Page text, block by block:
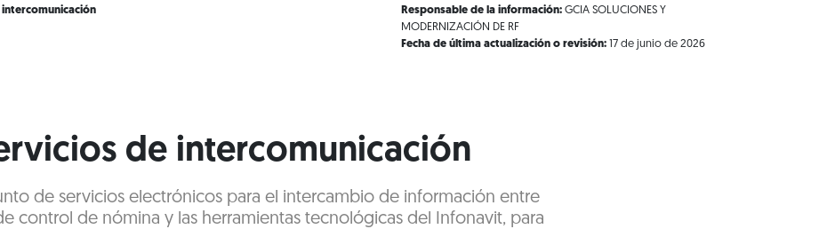
Responsable de la información: GCIA SOLUCIONES Y
MODERNIZACIÓN DE RF
Fecha de última actualización o revisión: 17 de junio de 2026
de intercomunicación
de servicios electrónicos para el intercambio de información entre
control de nómina y las herramientas tecnológicas del Infonavit, para